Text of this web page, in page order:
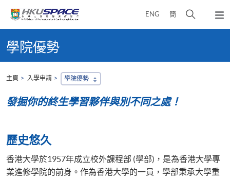
ENG 簡
開
彈
出
單
content
start學院優勢
主頁 入學申請 學院優勢
發掘你的終生學習夥伴與別不同之處！
歷史悠久
香港大學於1957年成立校外課程部 (學部)，是為香港大學專
業進修學院的前身。作為香港大學的一員，學部秉承大學重